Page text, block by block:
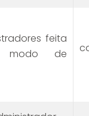
feita
modo de